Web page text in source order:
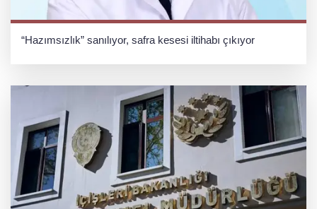
“Hazımsızlık” sanılıyor, safra kesesi iltihabı çıkıyor